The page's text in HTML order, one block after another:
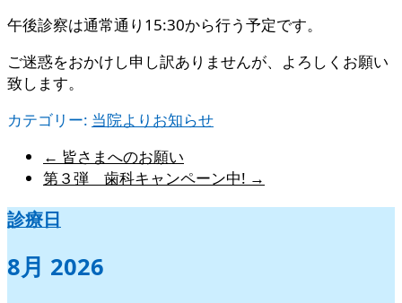
午後診察は通常通り15:30から行う予定です。
ご迷惑をおかけし申し訳ありませんが、よろしくお願い
致します。
カテゴリー: 当院よりお知らせ
← 皆さまへのお願い
第３弾 歯科キャンペーン中! →
診療日
8月 2026